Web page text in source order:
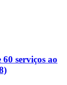
serviços ao